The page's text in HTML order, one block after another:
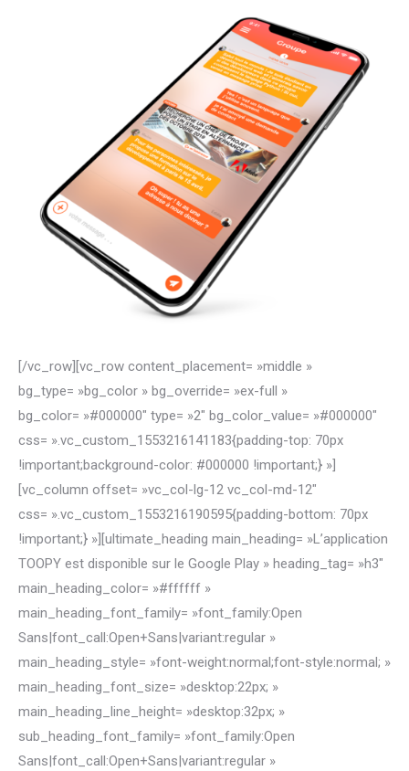
[/vc_row][vc_row content_placement= »middle »
bg_type= »bg_color » bg_override= »ex-full »
bg_color= »#000000″ type= »2″ bg_color_value= »#000000″
css= ».vc_custom_1553216141183{padding-top: 70px
!important;background-color: #000000 !important;} »]
[vc_column offset= »vc_col-lg-12 vc_col-md-12″
css= ».vc_custom_1553216190595{padding-bottom: 70px
!important;} »][ultimate_heading main_heading= »L’application
TOOPY est disponible sur le Google Play » heading_tag= »h3″
main_heading_color= »#ffffff »
main_heading_font_family= »font_family:Open
Sans|font_call:Open+Sans|variant:regular »
main_heading_style= »font-weight:normal;font-style:normal; »
main_heading_font_size= »desktop:22px; »
main_heading_line_height= »desktop:32px; »
sub_heading_font_family= »font_family:Open
Sans|font_call:Open+Sans|variant:regular »